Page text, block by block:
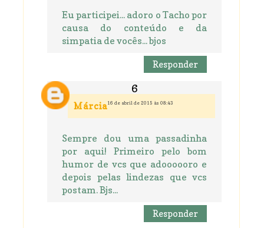
Eu participei... adoro o Tacho por
causa do conteúdo e da
simpatia de vocês... bjos
Responder
Márcia16 de abril de 2015 às 08:43
Sempre dou uma passadinha
por aqui! Primeiro pelo bom
humor de vcs que adoooooro e
depois pelas lindezas que vcs
postam. Bjs...
Responder